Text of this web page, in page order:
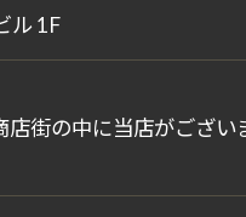
ル 1F
街の中に当店がござい